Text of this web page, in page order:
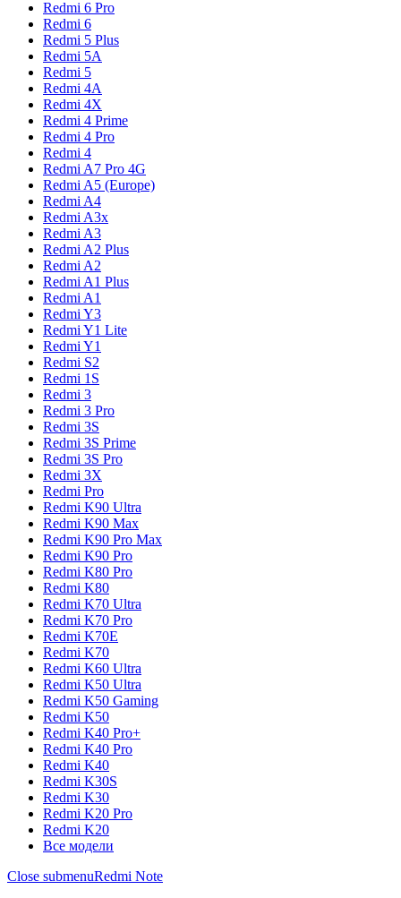
Redmi 6 Pro
Redmi 6
Redmi 5 Plus
Redmi 5A
Redmi 5
Redmi 4A
Redmi 4X
Redmi 4 Prime
Redmi 4 Pro
Redmi 4
Redmi A7 Pro 4G
Redmi A5 (Europe)
Redmi A4
Redmi A3x
Redmi A3
Redmi A2 Plus
Redmi A2
Redmi A1 Plus
Redmi A1
Redmi Y3
Redmi Y1 Lite
Redmi Y1
Redmi S2
Redmi 1S
Redmi 3
Redmi 3 Pro
Redmi 3S
Redmi 3S Prime
Redmi 3S Pro
Redmi 3X
Redmi Pro
Redmi K90 Ultra
Redmi K90 Max
Redmi K90 Pro Max
Redmi K90 Pro
Redmi K80 Pro
Redmi K80
Redmi K70 Ultra
Redmi K70 Pro
Redmi K70E
Redmi K70
Redmi K60 Ultra
Redmi K50 Ultra
Redmi K50 Gaming
Redmi K50
Redmi K40 Pro+
Redmi K40 Pro
Redmi K40
Redmi K30S
Redmi K30
Redmi K20 Pro
Redmi K20
Все модели
Close submenuRedmi Note